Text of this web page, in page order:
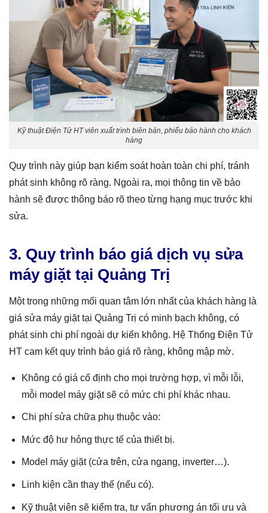
Kỹ thuật Điện Tử HT viên xuất trình biên bản, phiếu bảo hành cho khách
hàng
Quy trình này giúp bạn kiểm soát hoàn toàn chi phí, tránh
phát sinh không rõ ràng. Ngoài ra, mọi thông tin về bảo
hành sẽ được thông báo rõ theo từng hạng mục trước khi
sửa.
3. Quy trình báo giá dịch vụ sửa
máy giặt tại Quảng Trị
Một trong những mối quan tâm lớn nhất của khách hàng là
giá sửa máy giặt tại Quảng Trị có minh bạch không, có
phát sinh chi phí ngoài dự kiến không. Hệ Thống Điện Tử
HT cam kết quy trình báo giá rõ ràng, không mập mờ.
Không có giá cố định cho mọi trường hợp, vì mỗi lỗi,
mỗi model máy giặt sẽ có mức chi phí khác nhau.
Chi phí sửa chữa phụ thuộc vào:
Mức độ hư hỏng thực tế của thiết bị.
Model máy giặt (cửa trên, cửa ngang, inverter…).
Linh kiện cần thay thế (nếu có).
Kỹ thuật viên sẽ kiểm tra, tư vấn phương án tối ưu và